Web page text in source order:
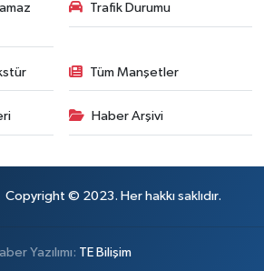
Trafik Durumu
Tüm Manşetler
Haber Arşivi
Copyright © 2023. Her hakkı saklıdır.
Yazılımı: TE Bilişim